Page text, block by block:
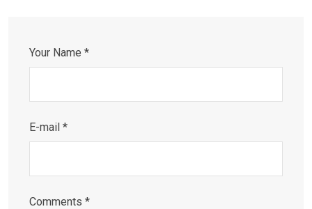
Your Name *
E-mail *
Comments *